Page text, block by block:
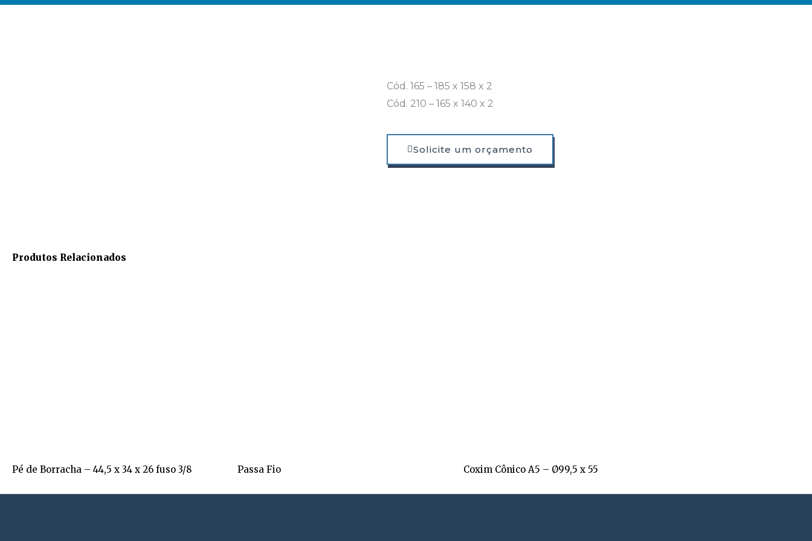
Cód. 165 – 185 x 158 x 2
Cód. 210 – 165 x 140 x 2
Solicite um orçamento
Produtos Relacionados
Pé de Borracha – 44,5 x 34 x 26 fuso 3/8 Passa Fio Coxim Cônico A5 – Ø99,5 x 55